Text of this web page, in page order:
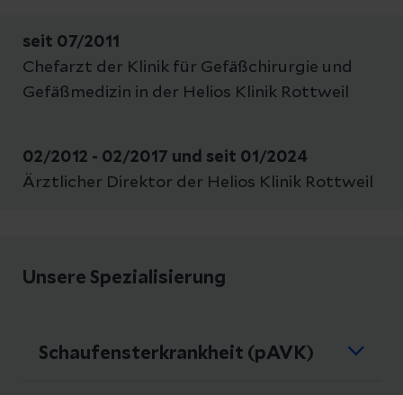
seit 07/2011
Chefarzt der Klinik für Gefäßchirurgie und
Gefäßmedizin in der Helios Klinik Rottweil
02/2012 - 02/2017 und seit 01/2024
Ärztlicher Direktor der Helios Klinik Rottweil
Unsere Spezialisierung
Schaufensterkrankheit (pAVK)